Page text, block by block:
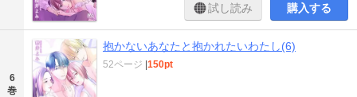
試し読み 購入する
6
巻
抱かないあなたと抱かれたいわたし(6)
52ページ 150pt